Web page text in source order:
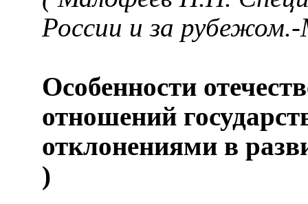
России и за
Особенности
отношений
отклонениями в
)